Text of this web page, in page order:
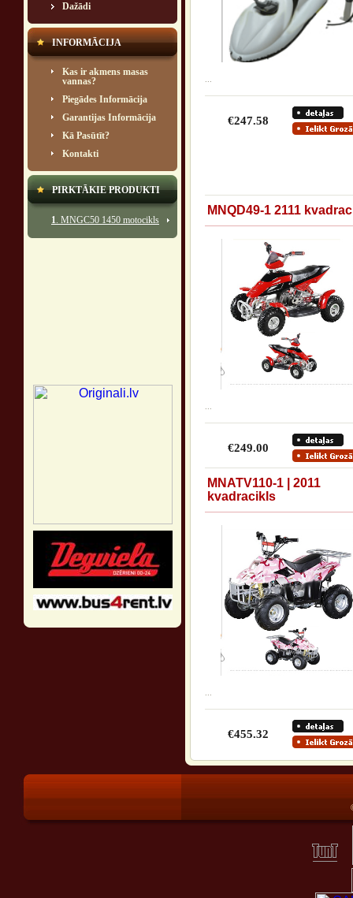
Dažādi
INFORMĀCIJA
Kas ir akmens masas
vannas?
Piegādes Informācija
Garantijas Informācija
Kā Pasūtīt?
Kontakti
PIRKTĀKIE PRODUKTI
1. MNGC50 1450 motocikls
€247.58
MNQD49-1 2111
€249.00
MNATV110-1 | 2011
kvadracikls
€455.32